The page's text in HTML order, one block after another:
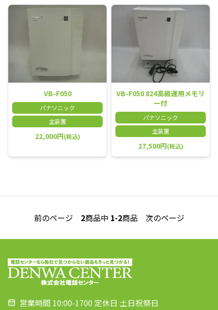
VB-F050
パナソニック
主装置
22,000円(税込)
VB-F050 824高級運用メモリ
ー付
パナソニック
主装置
27,500円(税込)
前のページ 2商品中 1-2商品 次のページ
営業時間 10:00-1700 定休日 土日祝祭日